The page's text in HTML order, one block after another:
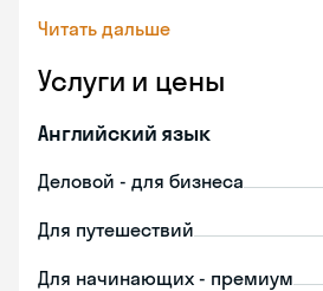
Читать дальше
Услуги и цены
Английский язык
Деловой - для бизнеса
Для путешествий
Для начинающих - премиум